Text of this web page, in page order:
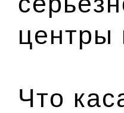
центры
Что